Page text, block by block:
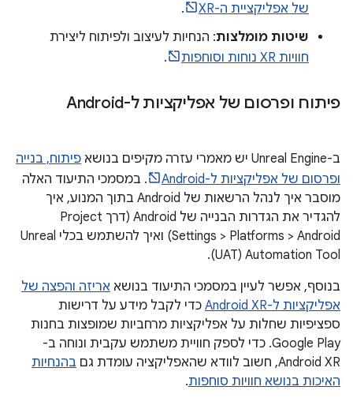
של אפליקציית ה-XR
.
שיטות מומלצות: הנחיות לעיצוב ולפיתוח ליצירת
חוויות XR נוחות וסוחפות
.
פיתוח ופרסום של אפליקציות ל-Android
ב-Unreal Engine יש מאמרי עזרה מקיפים בנושא
פיתוח, בנייה
ופרסום של אפליקציות ל-Android
. במסמכי התיעוד האלה
מוסבר איך לנהל הרשאות של Android בתוך המנוע, איך
להגדיר את הגדרות הבנייה של Android (דרך Project
Settings > Platforms > Android) ואיך להשתמש בכלי Unreal
Automation Tool‏ (UAT).
בנוסף, אפשר לעיין במסמכי התיעוד בנושא אריזה והפצה של
אפליקציות ל-Android XR
כדי לקבל מידע על דרישות
ספציפיות שחלות על אפליקציות מרחביות שמופצות בחנות
Google Play. כדי לספק חוויית משתמש עקבית ונוחה ב-
Android XR, חשוב לוודא שהאפליקציה עומדת גם
בהנחיות
האיכות בנושא חוויות סוחפות.